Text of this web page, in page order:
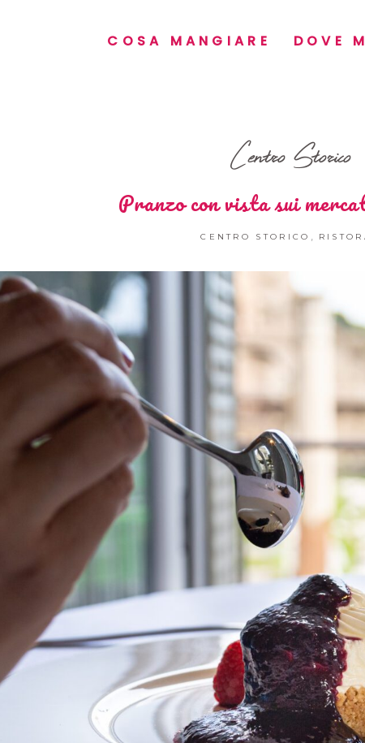
COSA MANGIARE DOVE
Centro Storico
Pranzo con vista sui
CENTRO STORICO